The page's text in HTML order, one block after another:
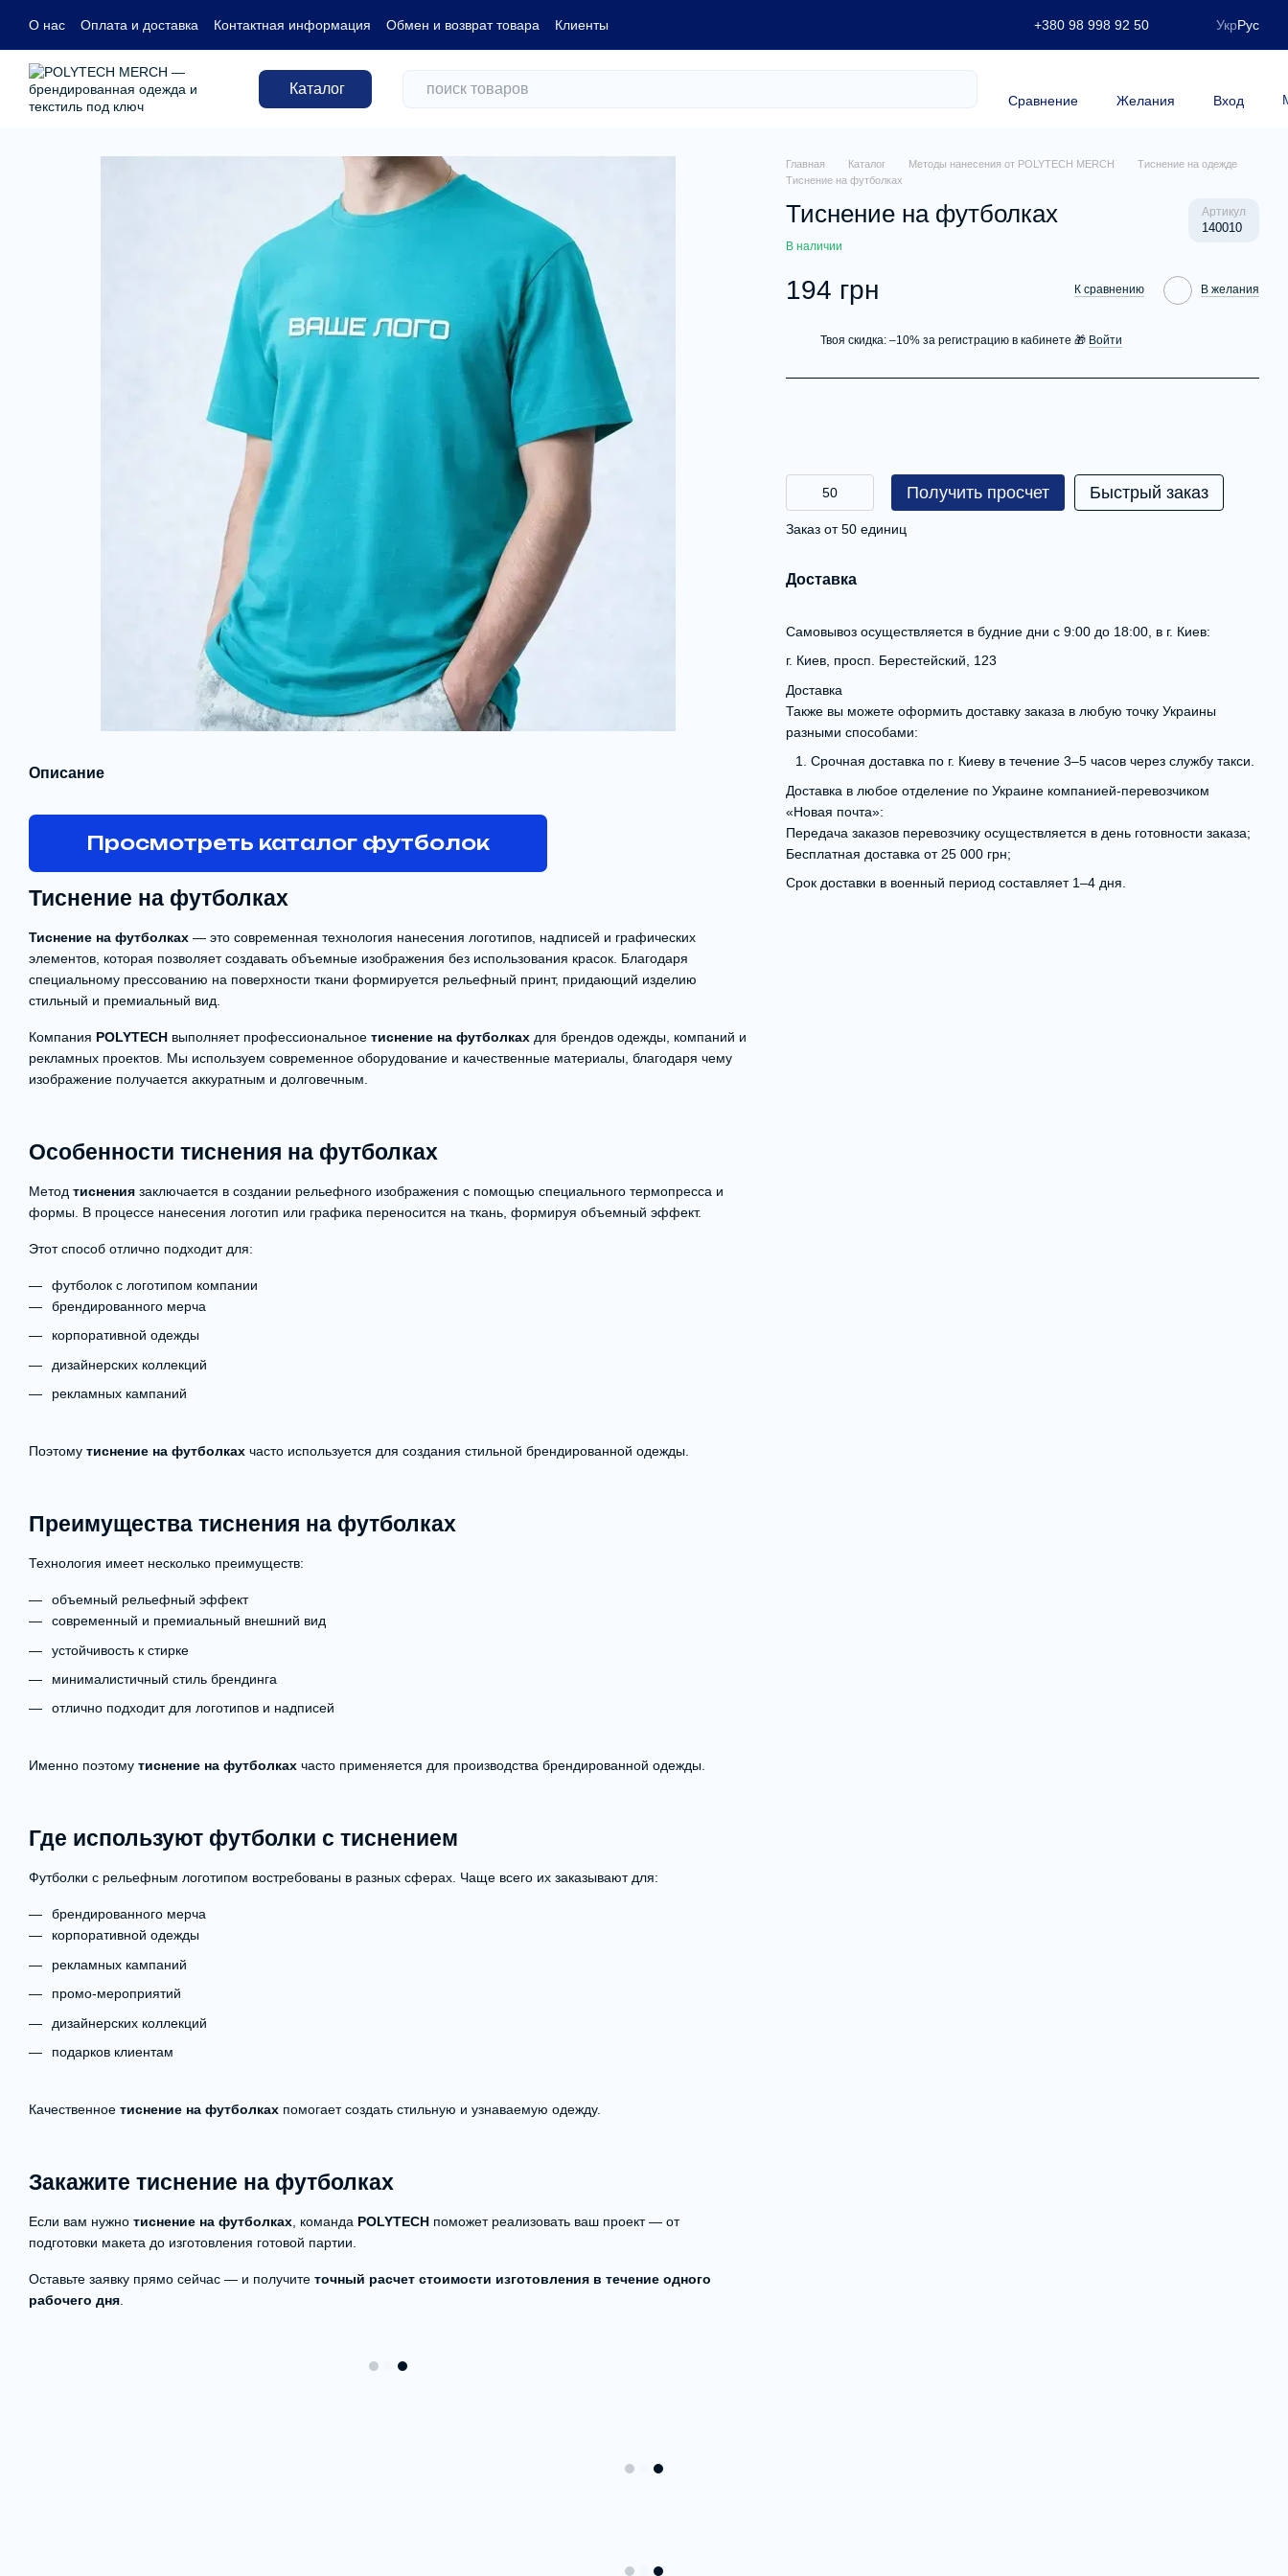
О нас Оплата и доставка Контактная информация Обмен и возврат товара Клиенты +380 98 998 92 50 УкрРус
Каталог
Сравнение Желания Вход
Описание
Просмотреть каталог футболок
Тиснение на футболках
Тиснение на футболках — это современная технология нанесения логотипов, надписей и графических
элементов, которая позволяет создавать объемные изображения без использования красок. Благодаря
специальному прессованию на поверхности ткани формируется рельефный принт, придающий изделию
стильный и премиальный вид.
Компания POLYTECH выполняет профессиональное тиснение на футболках для брендов одежды, компаний и
рекламных проектов. Мы используем современное оборудование и качественные материалы, благодаря чему
изображение получается аккуратным и долговечным.
Особенности тиснения на футболках
Метод тиснения заключается в создании рельефного изображения с помощью специального термопресса и
формы. В процессе нанесения логотип или графика переносится на ткань, формируя объемный эффект.
Этот способ отлично подходит для:
футболок с логотипом компании
брендированного мерча
корпоративной одежды
дизайнерских коллекций
рекламных кампаний
Поэтому тиснение на футболках часто используется для создания стильной брендированной одежды.
Преимущества тиснения на футболках
Технология имеет несколько преимуществ:
объемный рельефный эффект
современный и премиальный внешний вид
устойчивость к стирке
минималистичный стиль брендинга
отлично подходит для логотипов и надписей
Именно поэтому тиснение на футболках часто применяется для производства брендированной одежды.
Где используют футболки с тиснением
Футболки с рельефным логотипом востребованы в разных сферах. Чаще всего их заказывают для:
брендированного мерча
корпоративной одежды
рекламных кампаний
промо-мероприятий
дизайнерских коллекций
подарков клиентам
Качественное тиснение на футболках помогает создать стильную и узнаваемую одежду.
Закажите тиснение на футболках
Если вам нужно тиснение на футболках , команда POLYTECH поможет реализовать ваш проект — от
подготовки макета до изготовления готовой партии.
Оставьте заявку прямо сейчас — и получите точный расчет стоимости изготовления в течение одного
рабочего дня
Главная Каталог Методы нанесения от POLYTECH MERCH
Тиснение на одежде
Тиснение на футболках
Тиснение на футболках Артикул
140010
В наличии
194 грн К сравнению В желания
Твоя скидка: –10% за регистрацию в кабинете 🎁 Войти
Получить просчет Быстрый заказ
Заказ от 50 единиц
Доставка
Самовывоз осуществляется в будние дни с 9:00 до 18:00, в г. Киев:
г. Киев, просп. Берестейский, 123
Доставка
Также вы можете оформить доставку заказа в любую точку Украины
разными способами:
Срочная доставка по г. Киеву в течение 3–5 часов через службу такси.
Доставка в любое отделение по Украине компанией-перевозчиком
«Новая почта»:
Передача заказов перевозчику осуществляется в день готовности заказа;
Бесплатная доставка от 25 000 грн;
Срок доставки в военный период составляет 1–4 дня.